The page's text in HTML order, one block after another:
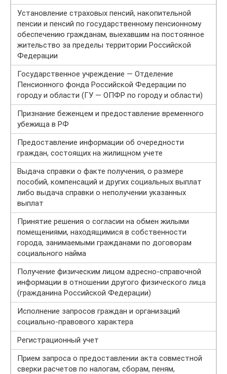
Установление страховых пенсий, накопительной
пенсии и пенсий по государственному пенсионному
обеспечению гражданам, выехавшим на постоянное
жительство за пределы территории Российской
Федерации
Государственное учреждение — Отделение
Пенсионного фонда Российской Федерации по
городу и области (ГУ — ОПФР по городу и области)
Признание беженцем и предоставление временного
убежища в РФ
Предоставление информации об очередности
граждан, состоящих на жилищном учете
Выдача справки о факте получения, о размере
пособий, компенсаций и других социальных выплат
либо выдача справки о неполучении указанных
выплат
Принятие решения о согласии на обмен жилыми
помещениями, находящимися в собственности
города, занимаемыми гражданами по договорам
социального найма
Получение физическим лицом адресно-справочной
информации в отношении другого физического лица
(гражданина Российской Федерации)
Исполнение запросов граждан и организаций
социально-правового характера
Регистрационный учет
Прием запроса о предоставлении акта совместной
сверки расчетов по налогам, сборам, пеням,